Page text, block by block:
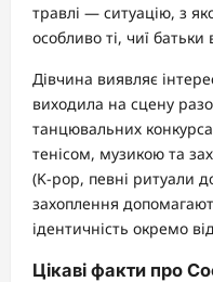
травлі — ситуацію, з
особливо ті, чиї батьки
Дівчина виявляє
виходила на сцену
танцювальних
тенісом, музикою та
(K-pop, певні ритуали
захоплення
ідентичність окремо
Цікаві факти про